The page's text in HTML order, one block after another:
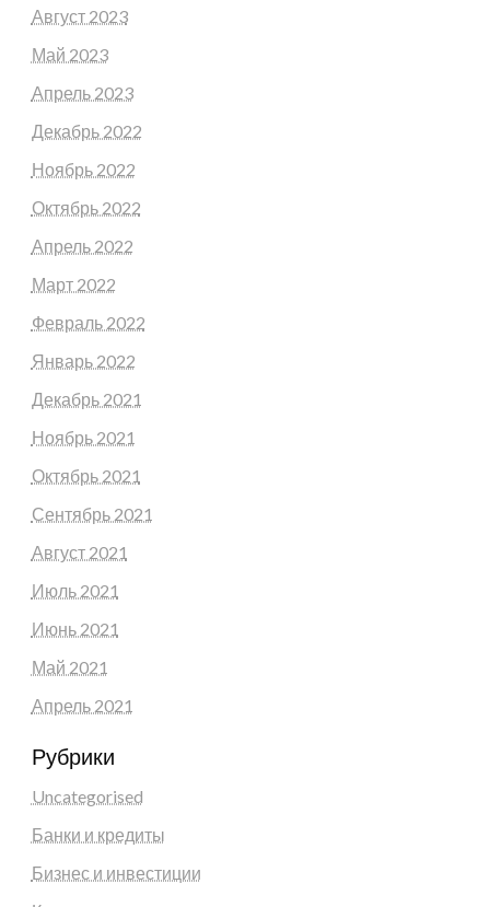
Август 2023
Май 2023
Апрель 2023
Декабрь 2022
Ноябрь 2022
Октябрь 2022
Апрель 2022
Март 2022
Февраль 2022
Январь 2022
Декабрь 2021
Ноябрь 2021
Октябрь 2021
Сентябрь 2021
Август 2021
Июль 2021
Июнь 2021
Май 2021
Апрель 2021
Рубрики
Uncategorised
Банки и кредиты
Бизнес и инвестиции